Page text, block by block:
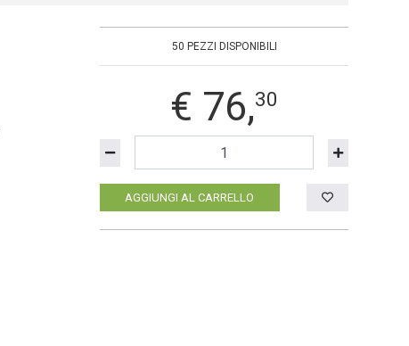
50 PEZZI DISPONIBILI
€ 76,30
AGGIUNGI AL CARRELLO